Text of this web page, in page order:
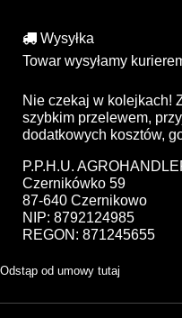
Wysyłka
Towar wysyłamy
Nie czekaj w kolejkach!
szybkim przelewem,
dodatkowych kosztów,
P.P.H.U.
Czernikówko 59
87-640 Czernikowo
NIP: 8792124985
REGON: 871245655
Odstąp od umowy tutaj